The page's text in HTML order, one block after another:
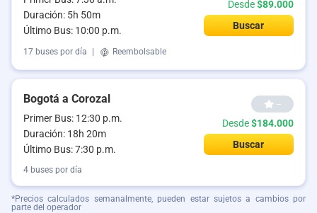
Duración: 5h 50m
Último Bus: 10:00 p.m.
Desde$89.000
Buscar
17 buses por día Reembolsable
Bogotá a Corozal
Primer Bus: 12:30 p.m.
Duración: 18h 20m
Último Bus: 7:30 p.m.
--
Desde$184.000
Buscar
4 buses por día
*Precios calculados semanalmente, pueden estar sujetos a cambios por
parte del operador